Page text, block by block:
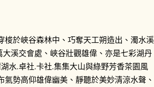
於峽谷森林中、巧奪天工朔造出、濁水溪
溪交會處、峽谷壯觀雄偉、亦是七彩湖丹
水.卓社.卡社.集集大山與綠野芳香茶園風
勢高仰雄偉幽美、靜聽於美妙清涼水聲、